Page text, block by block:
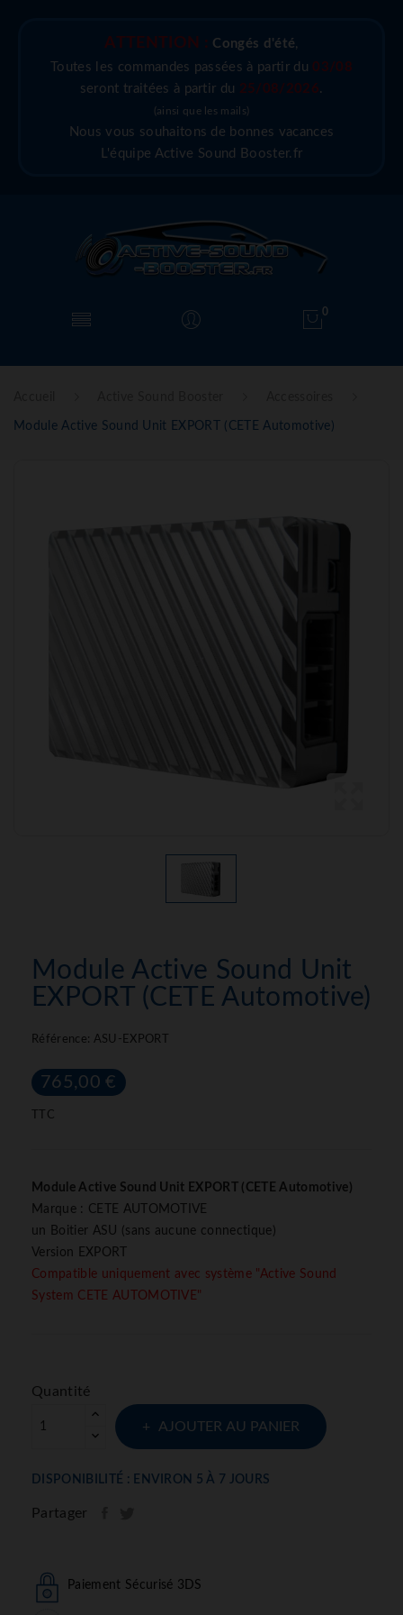
ATTENTION : Congés d'été,
Toutes les commandes passées à partir du 03/08
seront traitées à partir du 25/08/2026.
(ainsi que les mails)
Nous vous souhaitons de bonnes vacances
L'équipe Active Sound Booster.fr
0
Module Active Sound Unit EXPORT (CETE Automotive)
Module Active Sound Unit
EXPORT (CETE Automotive)
Référence: ASU-EXPORT
765,00 €
TTC
Module Active Sound Unit EXPORT (CETE Automotive)
Marque : CETE AUTOMOTIVE
un Boitier ASU (sans aucune connectique)
Version EXPORT
Compatible uniquement avec système "Active Sound
System CETE AUTOMOTIVE"
Quantité
AJOUTER AU PANIER
DISPONIBILITÉ : ENVIRON 5 À 7 JOURS
Partager
Paiement Sécurisé 3DS